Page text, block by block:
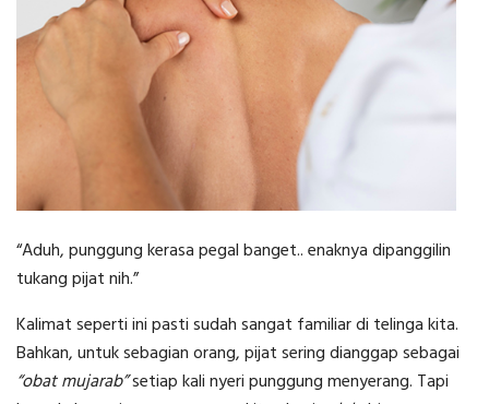
“Aduh, punggung kerasa pegal banget.. enaknya dipanggilin
tukang pijat nih.”
Kalimat seperti ini pasti sudah sangat familiar di telinga kita.
Bahkan, untuk sebagian orang, pijat sering dianggap sebagai
“obat mujarab”setiap kali nyeri punggung menyerang. Tapi